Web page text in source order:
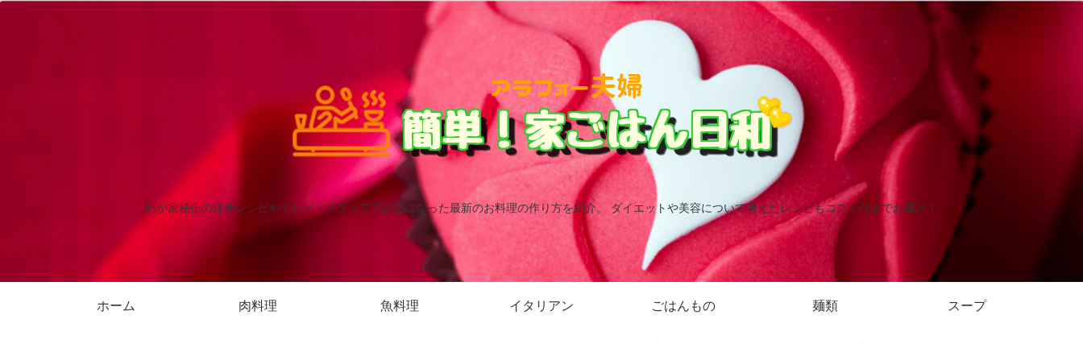
わが家秘伝の洋食レシピやテレビ・メディアで話題になった最新のお料理の作り方を紹介。 ダイエットや美容について考えたレシピもコスト付きでお届け！
ホーム 肉料理 魚料理 イタリアン ごはんもの 麺類 スープ